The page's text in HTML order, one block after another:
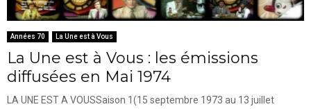
Années 70 La Une est à Vous
La Une est à Vous : les émissions
diffusées en Mai 1974
LA UNE EST A VOUSSaison 1(15 septembre 1973 au 13 juillet